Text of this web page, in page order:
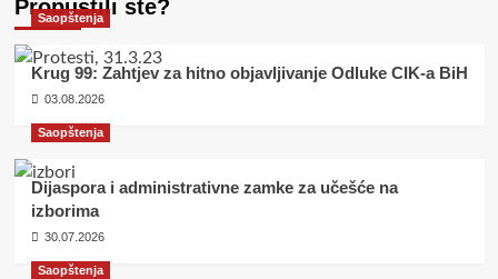
Propustili ste?
Saopštenja
Krug 99: Zahtjev za hitno objavljivanje Odluke CIK-a BiH
03.08.2026
Saopštenja
Dijaspora i administrativne zamke za učešće na
izborima
30.07.2026
Saopštenja